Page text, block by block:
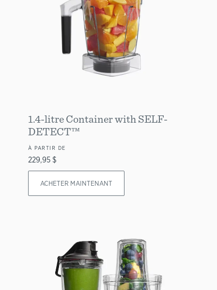
1.4-litre Container with SELF-
DETECT™
À PARTIR DE
229,95 $
ACHETER MAINTENANT